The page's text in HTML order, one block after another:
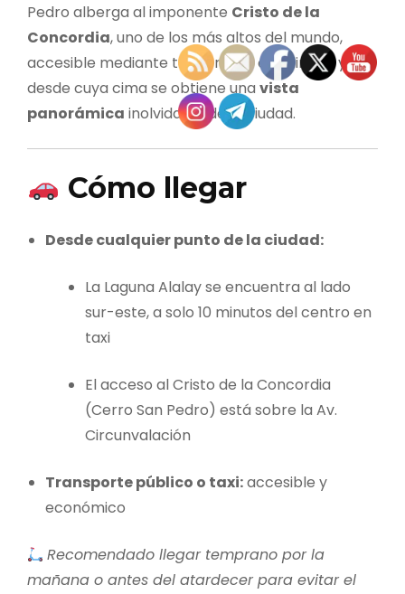
Pedro alberga al imponente Cristo de la
Concordia, uno de los más altos del mundo,
accesible mediante teleférico o escalinata, y
desde cuya cima se obtiene una vista
panorámica inolvidable de la ciudad.
Cómo llegar
Desde cualquier punto de la ciudad:
La Laguna Alalay se encuentra al lado
sur-este, a solo 10 minutos del centro en
taxi
El acceso al Cristo de la Concordia
(Cerro San Pedro) está sobre la Av.
Circunvalación
Transporte público o taxi:accesible y
económico
Recomendado llegar temprano por la
mañana o antes del atardecer para evitar el